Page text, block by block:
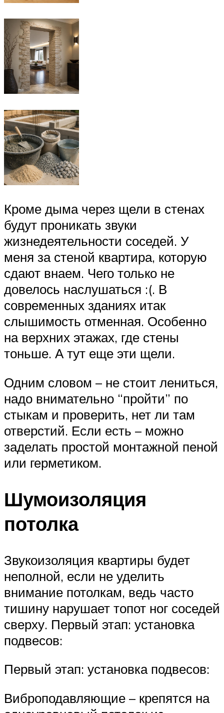
Кроме дыма через щели в стенах
будут проникать звуки
жизнедеятельности соседей. У
меня за стеной квартира, которую
сдают внаем. Чего только не
довелось наслушаться :(. В
современных зданиях итак
слышимость отменная. Особенно
на верхних этажах, где стены
тоньше. А тут еще эти щели.
Одним словом – не стоит лениться,
надо внимательно “пройти” по
стыкам и проверить, нет ли там
отверстий. Если есть – можно
заделать простой монтажной пеной
или герметиком.
Шумоизоляция
потолка
Звукоизоляция квартиры будет
неполной, если не уделить
внимание потолкам, ведь часто
тишину нарушает топот ног соседей
сверху. Первый этап: установка
подвесов:
Первый этап: установка подвесов:
Виброподавляющие – крепятся на